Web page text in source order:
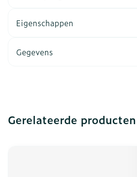
Eigenschappen
Gegevens
Gerelateerde producten